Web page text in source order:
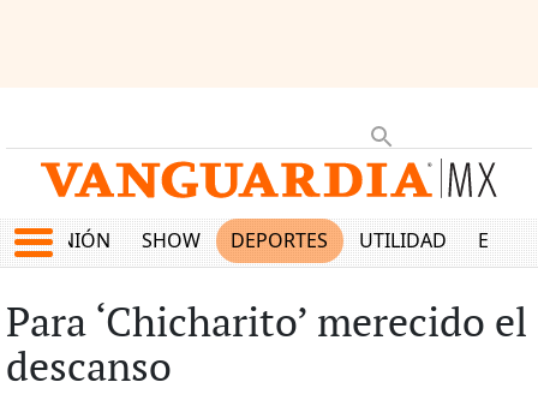
OPINIÓN SHOW DEPORTES UTILIDAD
Para ‘Chicharito’ merecido el
descanso